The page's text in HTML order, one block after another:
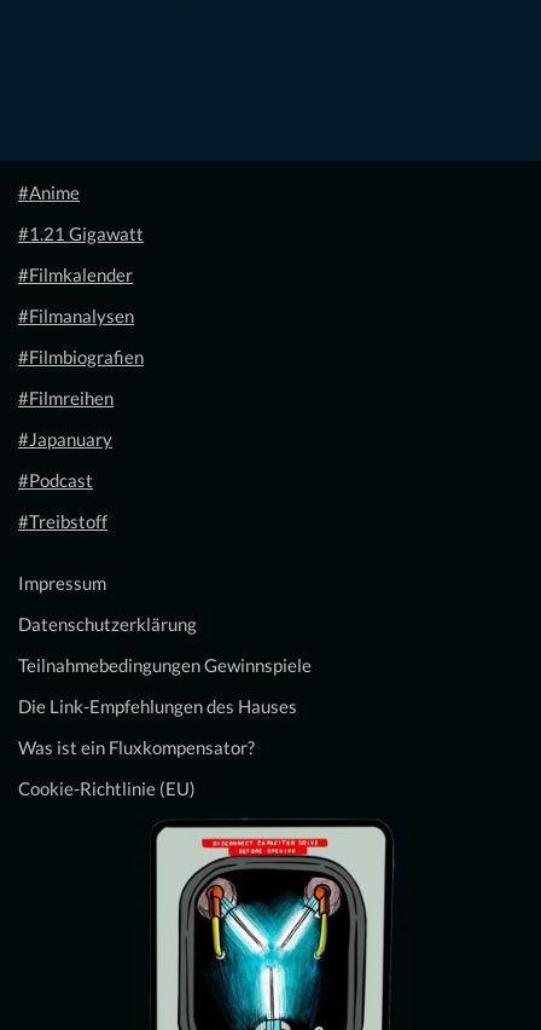
#Anime
#1.21 Gigawatt
#Filmkalender
#Filmanalysen
#Filmbiografien
#Filmreihen
#Japanuary
#Podcast
#Treibstoff
Impressum
Datenschutzerklärung
Teilnahmebedingungen Gewinnspiele
Die Link-Empfehlungen des Hauses
Was ist ein Fluxkompensator?
Cookie-Richtlinie (EU)